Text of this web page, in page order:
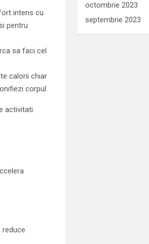
intens cu
si pentru
sa faci cel
calorii chiar
corpul.
activitati
reduce
octombrie 2023
septembrie 2023